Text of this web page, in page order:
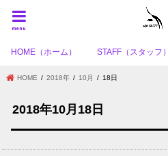
menu
HOME（ホーム） STAFF（スタッフ）
HOME 2018年 10月 18日
2018年10月18日